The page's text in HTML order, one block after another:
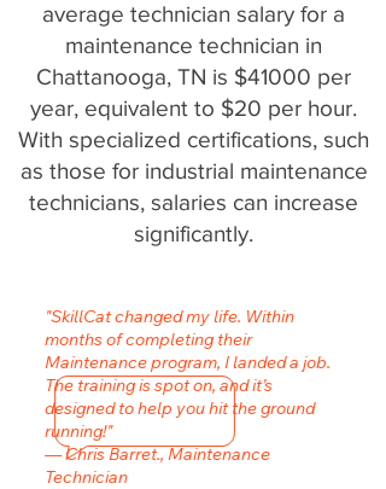
average technician salary for a
maintenance technician in
Chattanooga, TN is $41000 per
year, equivalent to $20 per hour.
With specialized certifications, such
as those for industrial maintenance
technicians, salaries can increase
significantly.
"SkillCat changed my life. Within
months of completing their
Maintenance program, I landed a job.
The training is spot on, and it’s
designed to help you hit the ground
running!"
— Chris Barret., Maintenance
Technician